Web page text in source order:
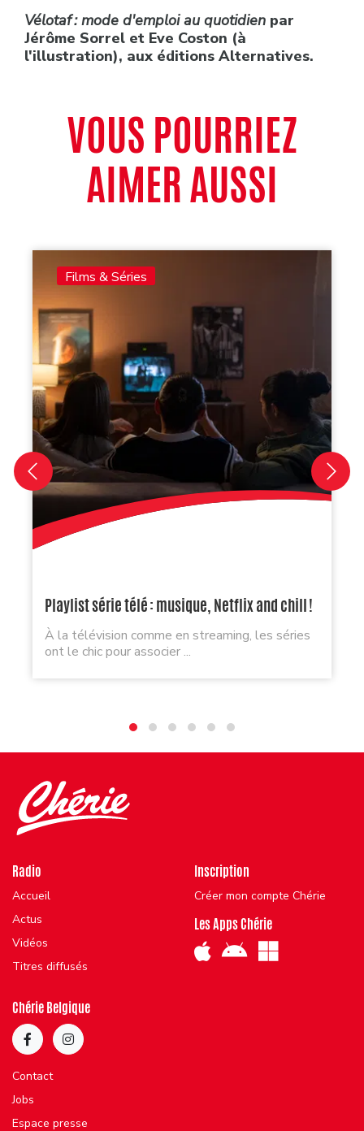
Vélotaf : mode d'emploi au quotidien par
Jérôme Sorrel et Eve Coston (à
l'illustration), aux éditions Alternatives.
VOUS POURRIEZ
AIMER AUSSI
Films & Séries
Playlist série télé : musique, Netflix and chill !
À la télévision comme en streaming, les séries
ont le chic pour associer ...
Radio
Accueil
Actus
Vidéos
Titres diffusés
Inscription
Créer mon compte Chérie
Les Apps Chérie
Chérie Belgique
Contact
Jobs
Espace presse